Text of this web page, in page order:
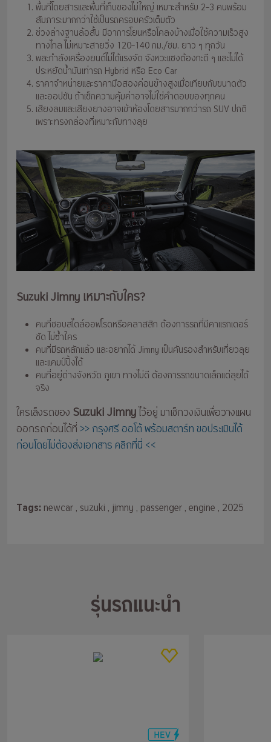
พื้นที่โดยสารและพื้นที่เก็บของไม่ใหญ่ เหมาะสำหรับ 2–3 คนพร้อม
สัมภาระมากกว่าใช้เป็นรถครอบครัวเต็มตัว
ช่วงล่างฐานล้อสั้น มีอาการโยนหรือโคลงบ้างเมื่อใช้ความเร็วสูง
ทางไกล ไม่เหมาะสายวิ่ง 120–140 กม./ชม. ยาว ๆ ทุกวัน
พละกำลังเครื่องยนต์ไม่ได้แรงจัด จังหวะแซงต้องกะดี ๆ และไม่ได้
ประหยัดน้ำมันเท่ารถ Hybrid หรือ Eco Car
ราคาจำหน่ายและราคามือสองค่อนข้างสูงเมื่อเทียบกับขนาดตัว
และออปชัน ถ้าเช็กความคุ้มค่าอาจไม่ใช่คำตอบของทุกคน
เสียงลมและเสียงยางอาจเข้าห้องโดยสารมากกว่ารถ SUV ปกติ
เพราะทรงกล่องที่เหมาะกับทางลุย
Suzuki Jimny เหมาะกับใคร?
คนที่ชอบสไตล์ออฟโรดหรือคลาสสิก ต้องการรถที่มีคาแรกเตอร์
ชัด ไม่ซ้ำใคร
คนที่มีรถหลักแล้ว และอยากได้ Jimny เป็นคันรองสำหรับเที่ยวลุย
และแคมป์ปิ้งได้
คนที่อยู่ต่างจังหวัด ภูเขา ทางไม่ดี ต้องการรถขนาดเล็กแต่ลุยได้
จริง
ใครเล็งรถของ Suzuki Jimny ไว้อยู่ มาเช็กวงเงินเพื่อวางแผน
ออกรถก่อนได้ที่ >> กรุงศรี ออโต้ พร้อมสตาร์ท ขอประเมินได้
ก่อนโดยไม่ต้องส่งเอกสาร คลิกที่นี่ <<
Tags: newcar, suzuki , jimny , passenger, engine , 2025
รุ่นรถแนะนำ